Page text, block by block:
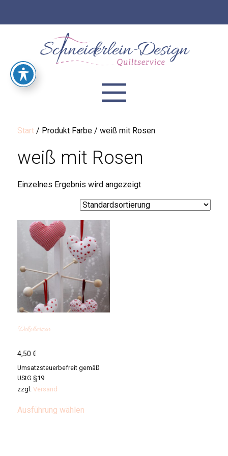
Start / Produkt Farbe / weiß mit Rosen
weiß mit Rosen
Einzelnes Ergebnis wird angezeigt
Dekoherzen
4,50€
Umsatzsteuerbefreit gemäß
UStG §19
zzgl.Versand
Ausführung wählen